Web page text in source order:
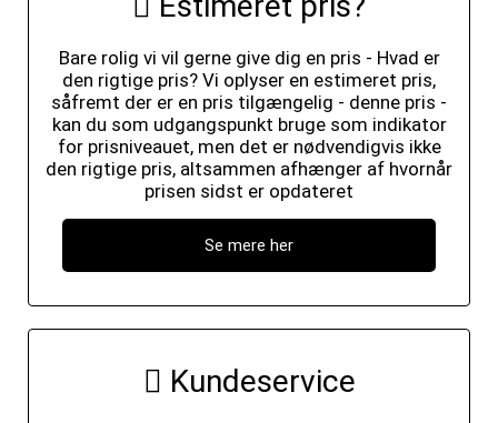
Bare rolig vi vil gerne give dig en pris - Hvad er
den rigtige pris? Vi oplyser en estimeret pris,
såfremt der er en pris tilgængelig - denne pris -
kan du som udgangspunkt bruge som indikator
for prisniveauet, men det er nødvendigvis ikke
den rigtige pris, altsammen afhænger af hvornår
prisen sidst er opdateret
Se mere her
Kundeservice